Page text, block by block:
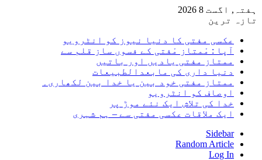
ہفتہ, اگست 8 2026
تازہ ترین
عکسی مفتی کا دنیا نیوز کو انٹرویو
آپا : مْمتاز مْفتی کے فسوں ساز قلم سے
ممتاز مفتی یادیں اور باتیں
دنیا داری کی مابعدالطبیعات
ممتاز مفتی خود بین یا خدا بین لکھاری۔
اوصاف کو انٹرویو
خدا کی تلاش ایک نئے موڑ پر
ایک ملاقات عکسی مفتی سے – ہم شہری
Sidebar
Random Article
Log In